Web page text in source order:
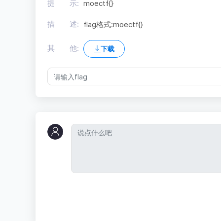
提 示: moectf{}
描 述: flag格式:moectf{}
其 他: 下载